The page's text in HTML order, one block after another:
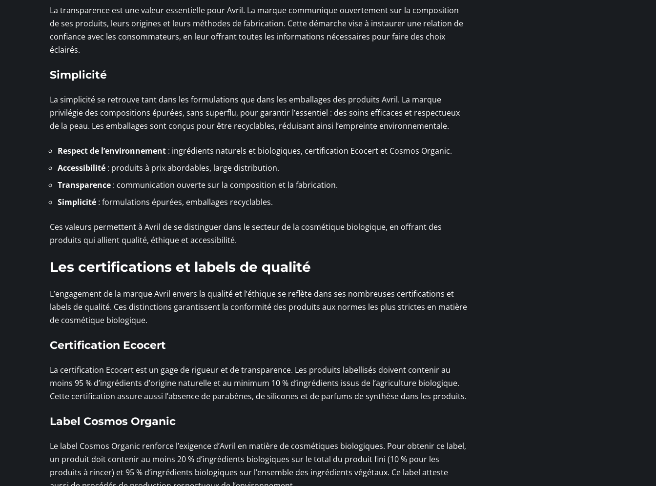
La transparence est une valeur essentielle pour Avril. La marque communique ouvertement sur la composition
de ses produits, leurs origines et leurs méthodes de fabrication. Cette démarche vise à instaurer une relation de
confiance avec les consommateurs, en leur offrant toutes les informations nécessaires pour faire des choix
éclairés.
Simplicité
La simplicité se retrouve tant dans les formulations que dans les emballages des produits Avril. La marque
privilégie des compositions épurées, sans superflu, pour garantir l’essentiel : des soins efficaces et respectueux
de la peau. Les emballages sont conçus pour être recyclables, réduisant ainsi l’empreinte environnementale.
Respect de l’environnement : ingrédients naturels et biologiques, certification Ecocert et Cosmos Organic.
Accessibilité : produits à prix abordables, large distribution.
Transparence : communication ouverte sur la composition et la fabrication.
Simplicité : formulations épurées, emballages recyclables.
Ces valeurs permettent à Avril de se distinguer dans le secteur de la cosmétique biologique, en offrant des
produits qui allient qualité, éthique et accessibilité.
Les certifications et labels de qualité
L’engagement de la marque Avril envers la qualité et l’éthique se reflète dans ses nombreuses certifications et
labels de qualité. Ces distinctions garantissent la conformité des produits aux normes les plus strictes en matière
de cosmétique biologique.
Certification Ecocert
La certification Ecocert est un gage de rigueur et de transparence. Les produits labellisés doivent contenir au
moins 95 % d’ingrédients d’origine naturelle et au minimum 10 % d’ingrédients issus de l’agriculture biologique.
Cette certification assure aussi l’absence de parabènes, de silicones et de parfums de synthèse dans les produits.
Label Cosmos Organic
Le label Cosmos Organic renforce l’exigence d’Avril en matière de cosmétiques biologiques. Pour obtenir ce label,
un produit doit contenir au moins 20 % d’ingrédients biologiques sur le total du produit fini (10 % pour les
produits à rincer) et 95 % d’ingrédients biologiques sur l’ensemble des ingrédients végétaux. Ce label atteste